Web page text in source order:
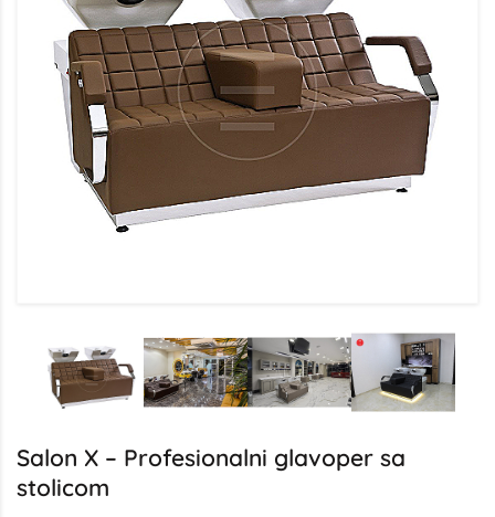
Salon X – Profesionalni glavoper sa
stolicom